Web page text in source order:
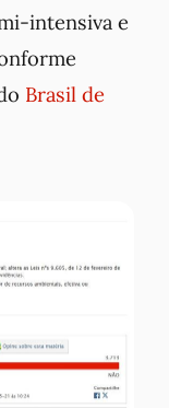
intensiva e
Brasil de